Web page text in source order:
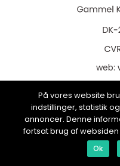
web:
På vores website
indstillinger, statistik
annoncer. Denne
fortsat brug af
Ok